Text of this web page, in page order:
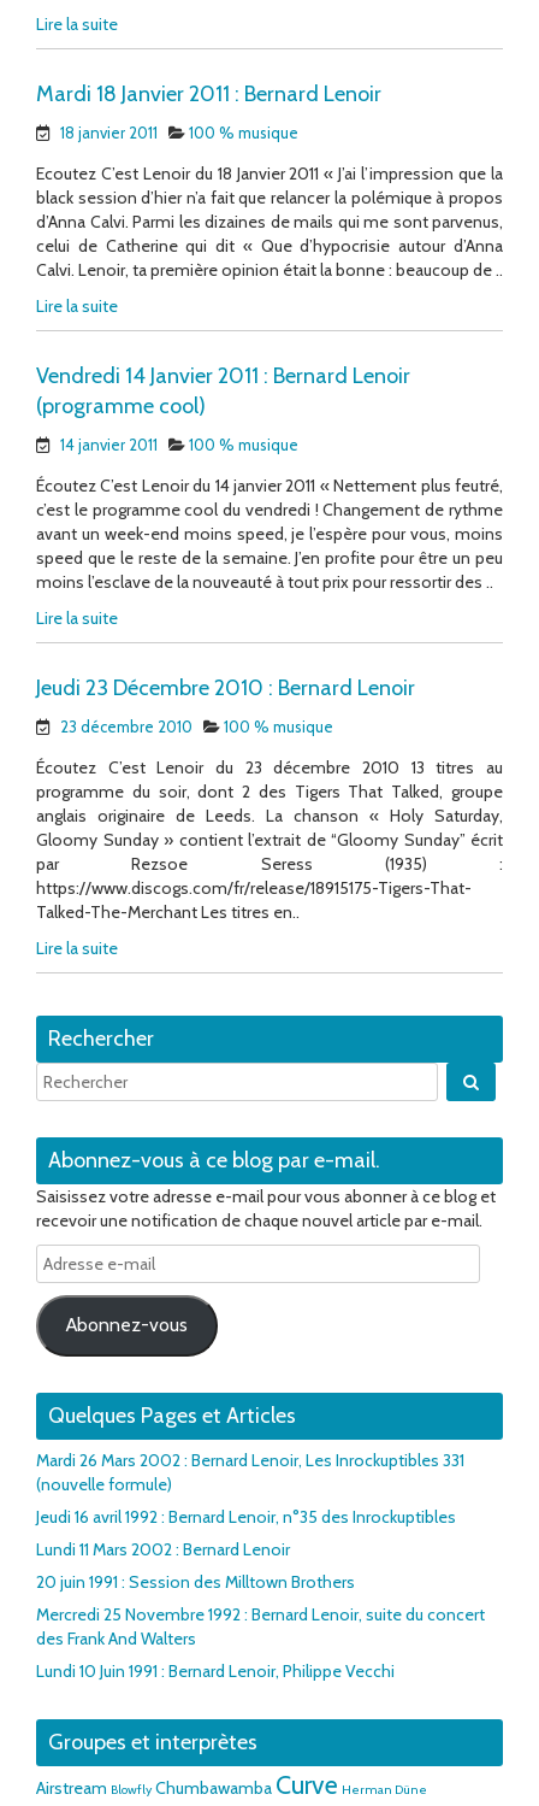
Lire la suite
Mardi 18 Janvier 2011 : Bernard Lenoir
18 janvier 2011 100 % musique
Ecoutez C’est Lenoir du 18 Janvier 2011 « J’ai l’impression que la
black session d’hier n’a fait que relancer la polémique à propos
d’Anna Calvi. Parmi les dizaines de mails qui me sont parvenus,
celui de Catherine qui dit « Que d’hypocrisie autour d’Anna
Calvi. Lenoir, ta première opinion était la bonne : beaucoup de ..
Lire la suite
Vendredi 14 Janvier 2011 : Bernard Lenoir
(programme cool)
14 janvier 2011 100 % musique
Écoutez C’est Lenoir du 14 janvier 2011 « Nettement plus feutré,
c’est le programme cool du vendredi ! Changement de rythme
avant un week-end moins speed, je l’espère pour vous, moins
speed que le reste de la semaine. J’en profite pour être un peu
moins l’esclave de la nouveauté à tout prix pour ressortir des ..
Lire la suite
Jeudi 23 Décembre 2010 : Bernard Lenoir
23 décembre 2010 100 % musique
Écoutez C’est Lenoir du 23 décembre 2010 13 titres au
programme du soir, dont 2 des Tigers That Talked, groupe
anglais originaire de Leeds. La chanson « Holy Saturday,
Gloomy Sunday » contient l’extrait de “Gloomy Sunday” écrit
par Rezsoe Seress (1935) :
https://www.discogs.com/fr/release/18915175-Tigers-That-
Talked-The-Merchant Les titres en..
Lire la suite
Rechercher
Abonnez-vous à ce blog par e-mail.
Saisissez votre adresse e-mail pour vous abonner à ce blog et
recevoir une notification de chaque nouvel article par e-mail.
Adresse
e-
mail
Abonnez-vous
Quelques Pages et Articles
Mardi 26 Mars 2002 : Bernard Lenoir, Les Inrockuptibles 331
(nouvelle formule)
Jeudi 16 avril 1992 : Bernard Lenoir, n°35 des Inrockuptibles
Lundi 11 Mars 2002 : Bernard Lenoir
20 juin 1991 : Session des Milltown Brothers
Mercredi 25 Novembre 1992 : Bernard Lenoir, suite du concert
des Frank And Walters
Lundi 10 Juin 1991 : Bernard Lenoir, Philippe Vecchi
Groupes et interprètes
Airstream Blowfly Chumbawamba Curve Herman Düne